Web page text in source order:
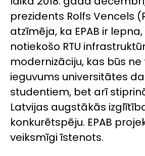
prezidents Rolfs Vencels
atzīmēja, ka EPAB ir
notiekošo RTU
modernizāciju, kas būs ne
ieguvums universitātes
studentiem, bet arī
Latvijas augstākās
konkurētspēju. EPAB
veiksmīgi īstenots.